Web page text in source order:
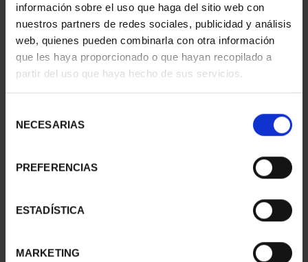
información sobre el uso que haga del sitio web con
nuestros partners de redes sociales, publicidad y análisis
web, quienes pueden combinarla con otra información
que les haya proporcionado o que hayan recopilado a
partir del uso que haya hecho de sus servicios.
NECESARIAS
PREFERENCIAS
ESTADÍSTICA
MARKETING
SUSCRIPCIÓN
CAPITALES DE
PROVINCIA 1
949,00 €
Sólo para usuarios
registrados
SUSCRIPCIÓN
CAPITALES DE
PROVINCIA 2
949,00 €
Sólo para usuarios
registrados